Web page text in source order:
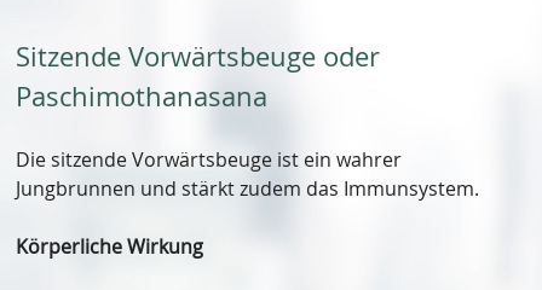
Sitzende Vorwärtsbeuge oder
Paschimothanasana
Die sitzende Vorwärtsbeuge ist ein wahrer
Jungbrunnen und stärkt zudem das Immunsystem.
Körperliche Wirkung